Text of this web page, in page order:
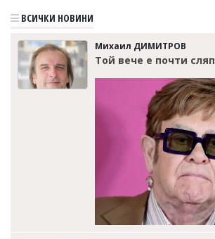
ВСИЧКИ НОВИНИ
Михаил ДИМИТРОВ
Той вече е почти сляп